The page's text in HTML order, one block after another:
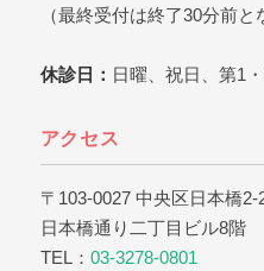
（最終受付は終了30分前と
休診日： 日曜、祝日、第1
アクセス
〒103-0027 中央区日本橋2-
日本橋通り二丁目ビル8階
TEL： 03-3278-0801